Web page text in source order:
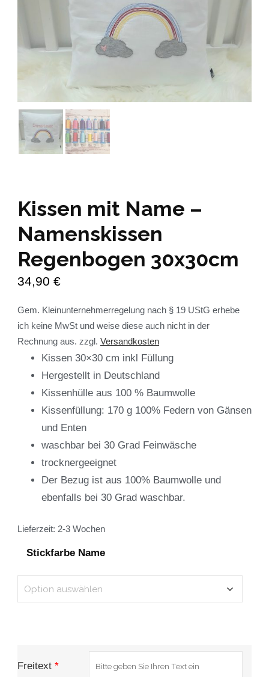
Kissen mit Name –
Namenskissen
Regenbogen 30x30cm
34,90 €
Gem. Kleinunternehmerregelung nach § 19 UStG erhebe
ich keine MwSt und weise diese auch nicht in der
Rechnung aus. zzgl. Versandkosten
Kissen 30×30 cm inkl Füllung
Hergestellt in Deutschland
Kissenhülle aus 100 % Baumwolle
Kissenfüllung: 170 g 100% Federn von Gänsen
und Enten
waschbar bei 30 Grad Feinwäsche
trocknergeeignet
Der Bezug ist aus 100% Baumwolle und
ebenfalls bei 30 Grad waschbar.
Lieferzeit: 2-3 Wochen
Stickfarbe Name
Freitext *